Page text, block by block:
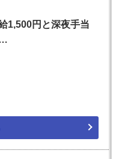
1,500円と深夜手当